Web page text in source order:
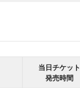
当日チケット
発売時間